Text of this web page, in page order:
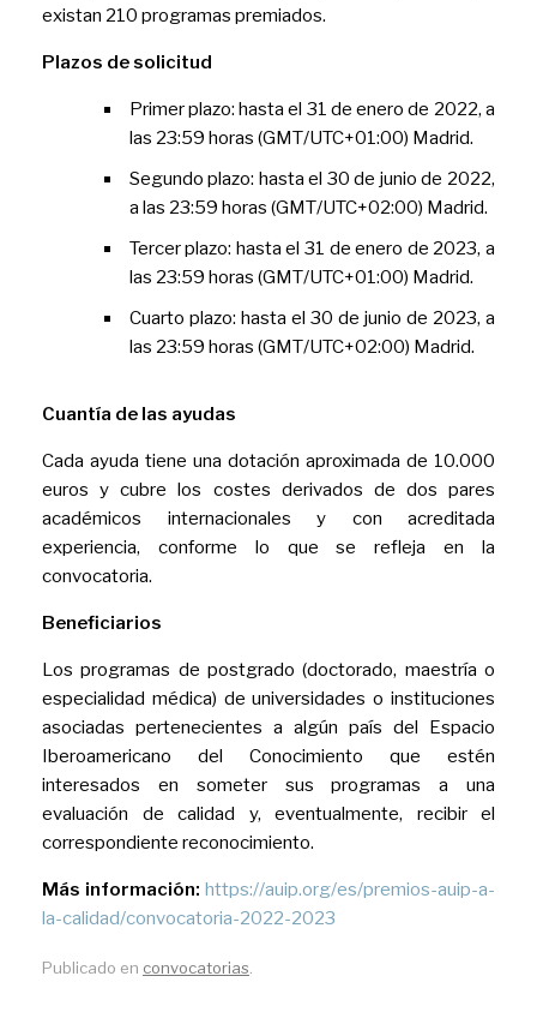
existan 210 programas premiados.
Plazos de solicitud
Primer plazo: hasta el 31 de enero de 2022, a
las 23:59 horas (GMT/UTC+01:00) Madrid.
Segundo plazo: hasta el 30 de junio de 2022,
a las 23:59 horas (GMT/UTC+02:00) Madrid.
Tercer plazo: hasta el 31 de enero de 2023, a
las 23:59 horas (GMT/UTC+01:00) Madrid.
Cuarto plazo: hasta el 30 de junio de 2023, a
las 23:59 horas (GMT/UTC+02:00) Madrid.
Cuantía de las ayudas
Cada ayuda tiene una dotación aproximada de 10.000
euros y cubre los costes derivados de dos pares
académicos internacionales y con acreditada
experiencia, conforme lo que se refleja en la
convocatoria.
Beneficiarios
Los programas de postgrado (doctorado, maestría o
especialidad médica) de universidades o instituciones
asociadas pertenecientes a algún país del Espacio
Iberoamericano del Conocimiento que estén
interesados en someter sus programas a una
evaluación de calidad y, eventualmente, recibir el
correspondiente reconocimiento.
Más información: https://auip.org/es/premios-auip-a-
la-calidad/convocatoria-2022-2023
Publicado en convocatorias